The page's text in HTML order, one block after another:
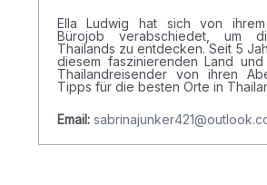
Ella Ludwig hat sich von ihrem
Bürojob verabschiedet, um
Thailands zu entdecken. Seit 5
diesem faszinierenden Land
Thailandreisender von ihren
Tipps für die besten Orte in
Email: